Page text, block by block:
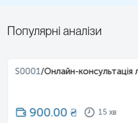
Популярні аналізи
S0001/Онлайн-консультація
900.00₴ 15 хв